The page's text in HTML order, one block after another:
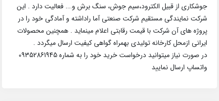
جوشکاری از قبیل الکترود،سیم جوش، سنگ برش و…. فعالیت دارد . این
شرکت نمایندگی مستقیم شرکت صنعتی آما راداشته و آمادگی خود را در
پروژه های آن شرکت با قیمت رقابتی اعلام مینماید . همچنین محصولات
ایرانی ازمحل کارخانه تولیدی بهمراه گواهی کیفیت ارسال میگردد .
در صورت نیاز میتوانید درخواست خرید خود را به شماره 09352861945
واتساپ ارسال نمایید